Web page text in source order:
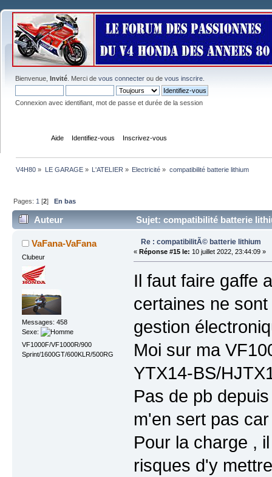
Bienvenue, Invité . Merci de vous connecter ou de vous inscrire
Connexion avec identifiant, mot de passe et durée de la session
Aide Identifiez-vous Inscrivez-vous
V4H80 » LE GARAGE» L'ATELIER » Electricité » compatibilité batterie lithium
Pages: 1 [2]En bas
Auteur Sujet: compatibilité batterie
VaFana-VaFana
Clubeur
Messages: 458
Sexe:
VF1000F/VF1000R/900
Sprint/1600GT/600KLR/500RG
Re : compatibilitÃ© batterie lithium
« Réponse #15 le: 10 juillet 2022, 23:44:09 »
Il faut faire gaffe
certaines ne
gestion
Moi sur ma
YTX14-BS/
Pas de pb
m'en sert pas
Pour la charge ,
risques d'y